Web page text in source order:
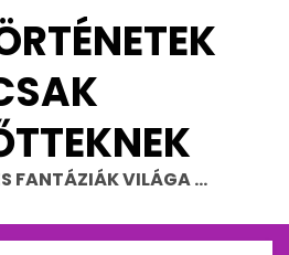
FANTÁZIÁK VILÁGA …